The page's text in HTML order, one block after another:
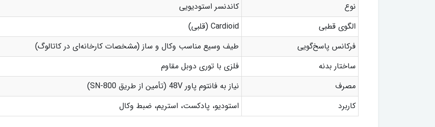
نوع
کاندنسر استودیویی
الگوی قطبی
Cardioid (قلبی)
فرکانس پاسخ‌گویی
طیف وسیع مناسب وکال و ساز (مشخصات کارخانه‌ای در کاتالوگ)
ساختار بدنه
فلزی با توری دوبل مقاوم
مصرف
نیاز به فانتوم پاور 48V (تأمین از طریق SN-800)
کاربرد
استودیو، پادکست، استریم، ضبط وکال